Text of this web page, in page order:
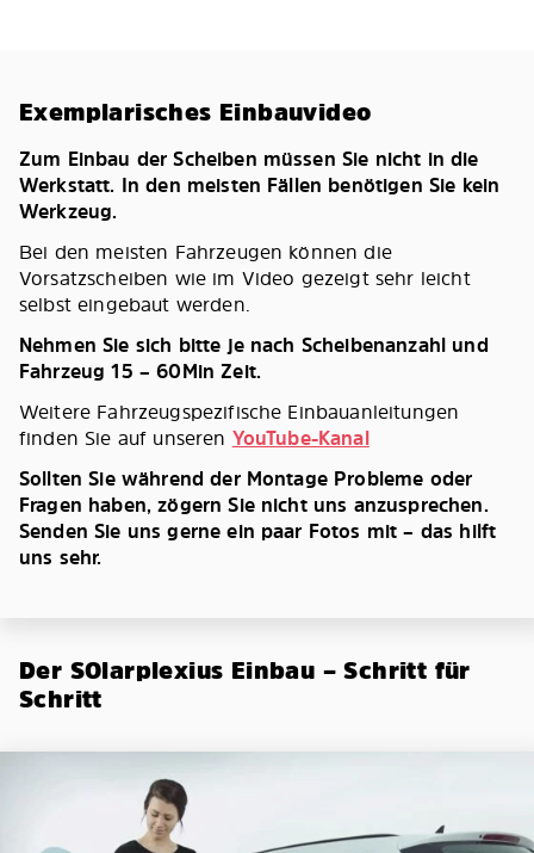
Exemplarisches Einbauvideo
Zum Einbau der Scheiben müssen Sie nicht in die
Werkstatt. In den meisten Fällen benötigen Sie kein
Werkzeug.
Bei den meisten Fahrzeugen können die
Vorsatzscheiben wie im Video gezeigt sehr leicht
selbst eingebaut werden.
Nehmen Sie sich bitte je nach Scheibenanzahl und
Fahrzeug 15 – 60Min Zeit.
Weitere Fahrzeugspezifische Einbauanleitungen
finden Sie auf unseren YouTube-Kanal
Sollten Sie während der Montage Probleme oder
Fragen haben, zögern Sie nicht uns anzusprechen.
Senden Sie uns gerne ein paar Fotos mit – das hilft
uns sehr.
Der SOlarplexius Einbau – Schritt für
Schritt